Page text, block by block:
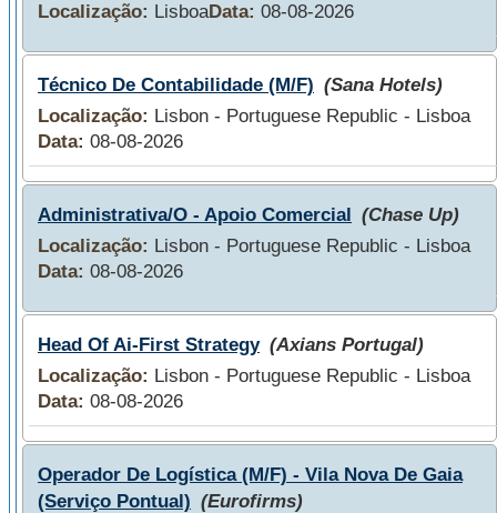
Localização: LisboaData: 08-08-2026
Técnico De Contabilidade (M/F) (Sana Hotels)
Localização: Lisbon - Portuguese Republic - Lisboa
Data: 08-08-2026
Administrativa/O - Apoio Comercial (Chase Up)
Localização: Lisbon - Portuguese Republic - Lisboa
Data: 08-08-2026
Head Of Ai-First Strategy (Axians Portugal)
Localização: Lisbon - Portuguese Republic - Lisboa
Data: 08-08-2026
Operador De Logística (M/F) - Vila Nova De Gaia
(Serviço Pontual) (Eurofirms)